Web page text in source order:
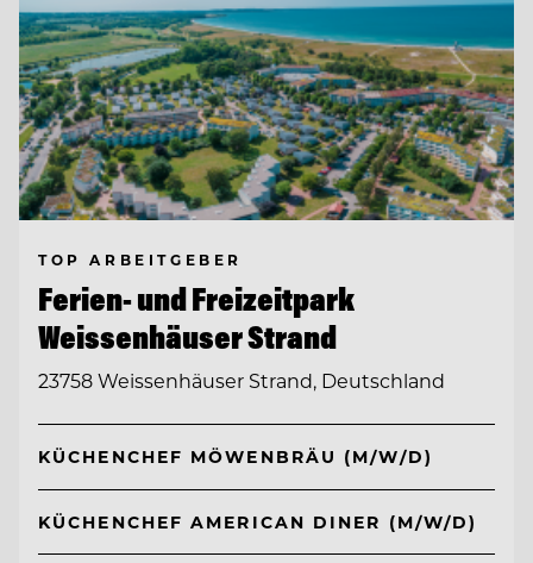
TOP ARBEITGEBER
Ferien- und Freizeitpark
Weissenhäuser Strand
23758 Weissenhäuser Strand, Deutschland
KÜCHENCHEF MÖWENBRÄU (M/W/D)
KÜCHENCHEF AMERICAN DINER (M/W/D)